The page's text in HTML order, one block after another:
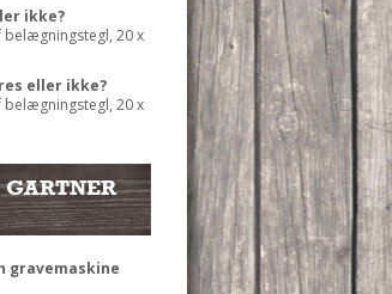
ikke?
belægningstegl, 20 x
eller ikke?
belægningstegl, 20 x
gravemaskine